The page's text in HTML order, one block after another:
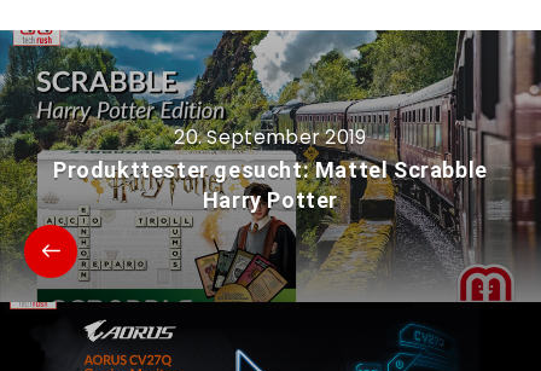
20. September 2019
Produkttester gesucht: Mattel Scrabble
Harry Potter